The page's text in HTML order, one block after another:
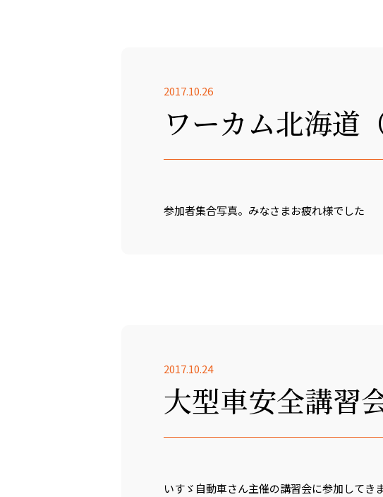
2017.10.26
ワーカム北海道
参加者集合写真。みなさまお疲れ様でした
2017.10.24
大型車安全講習
いすゞ自動車さん主催の講習会に参加して